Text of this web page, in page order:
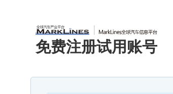
免费注册试用账号